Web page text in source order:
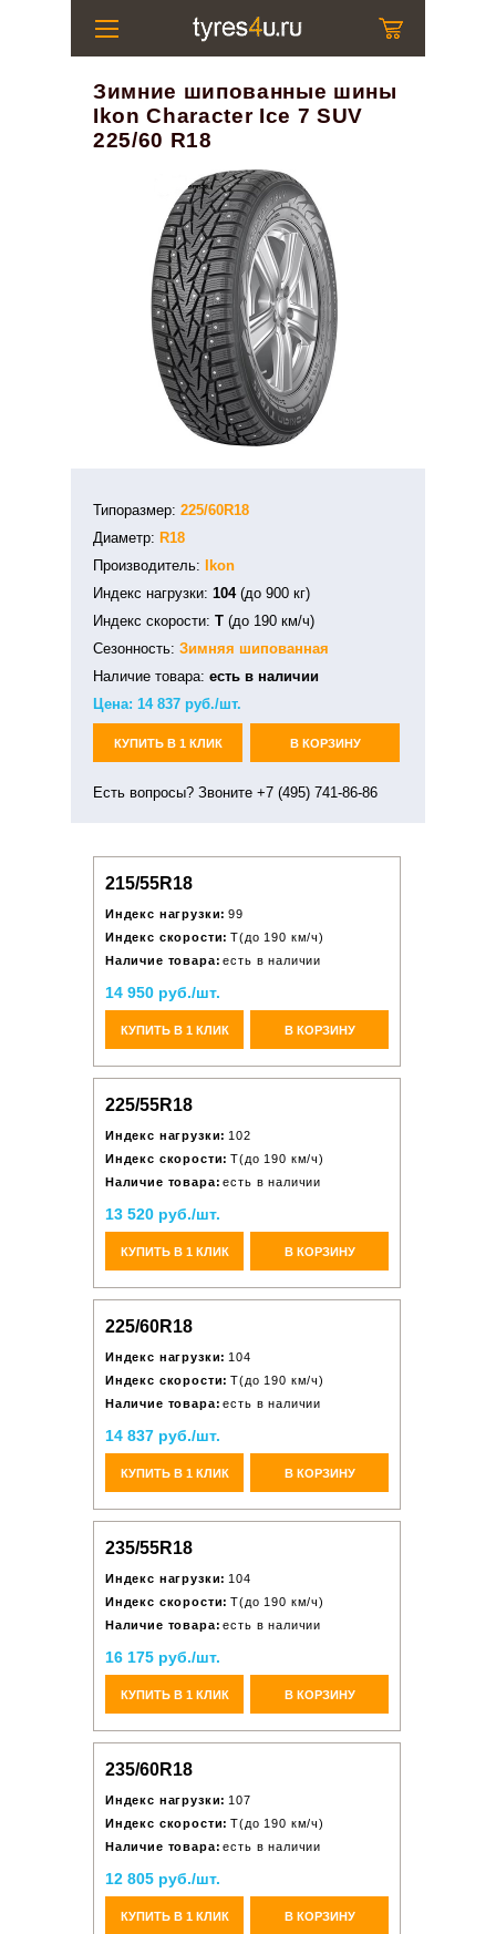
Зимние шипованные шины
Ikon Character Ice 7 SUV
225/60 R18
Типоразмер: 225/60R18
Диаметр: R18
Производитель:
Ikon
Индекс нагрузки: 104(до 900 кг)
Индекс скорости: T (до 190 км/ч)
Сезонность: Зимняя шипованная
Наличие товара: есть в наличии
Цена: 14 837 руб./шт.
КУПИТЬ В 1 КЛИК В КОРЗИНУ
Есть вопросы? Звоните +7 (495) 741-86-86
215/55R18
Индекс нагрузки: 99
Индекс скорости: T(до 190 км/ч)
Наличие товара: есть в наличии
14 950 руб./шт.
КУПИТЬ В 1 КЛИК В КОРЗИНУ
225/55R18
Индекс нагрузки: 102
Индекс скорости: T(до 190 км/ч)
Наличие товара: есть в наличии
13 520 руб./шт.
КУПИТЬ В 1 КЛИК В КОРЗИНУ
225/60R18
Индекс нагрузки: 104
Индекс скорости: T(до 190 км/ч)
Наличие товара: есть в наличии
14 837 руб./шт.
КУПИТЬ В 1 КЛИК В КОРЗИНУ
235/55R18
Индекс нагрузки: 104
Индекс скорости: T(до 190 км/ч)
Наличие товара: есть в наличии
16 175 руб./шт.
КУПИТЬ В 1 КЛИК В КОРЗИНУ
235/60R18
Индекс нагрузки: 107
Индекс скорости: T(до 190 км/ч)
Наличие товара: есть в наличии
12 805 руб./шт.
КУПИТЬ В 1 КЛИК В КОРЗИНУ